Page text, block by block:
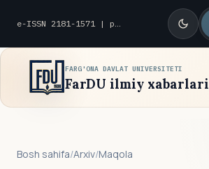
e-ISSN 2181-1571 | p-ISSN 2010-8419
FARG'ONA DAVLAT UNIVERSITETI
FarDU ilmiy xabarlari
Bosh sahifa/Arxiv/Maqola